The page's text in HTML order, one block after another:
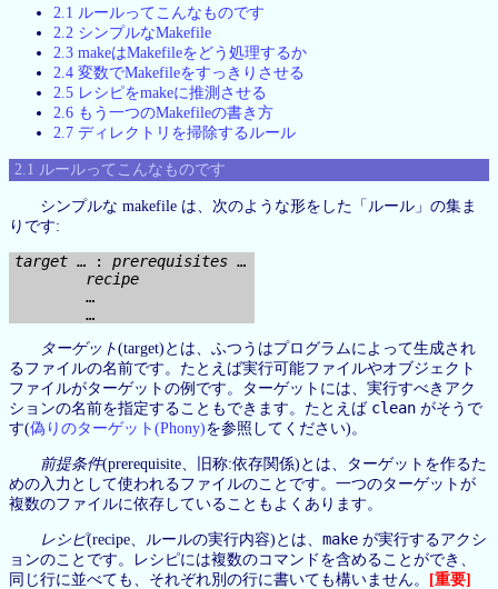
2.1 ルールってこんなものです
2.2 シンプルなMakefile
2.3 makeはMakefileをどう処理するか
2.4 変数でMakefileをすっきりさせる
2.5 レシピをmakeに推測させる
2.6 もう一つのMakefileの書き方
2.7 ディレクトリを掃除するルール
2.1 ルールってこんなものです
シンプルな makefile は、次のような形をした「ルール」の集ま
りです:
target … : prerequisites …
recipe
        …
ターゲット(target)とは、ふつうはプログラムによって生成され
るファイルの名前です。たとえば実行可能ファイルやオブジェクト
ファイルがターゲットの例です。ターゲットには、実行すべきアク
ションの名前を指定することもできます。たとえば clean がそうで
す(偽りのターゲット(Phony)を参照してください)。
前提条件(prerequisite、旧称:依存関係)とは、ターゲットを作るた
めの入力として使われるファイルのことです。一つのターゲットが
複数のファイルに依存していることもよくあります。
レシピ(recipe、ルールの実行内容)とは、 make が実行するアクシ
ョンのことです。レシピには複数のコマンドを含めることができ、
同じ行に並べても、それぞれ別の行に書いても構いません。
[重要]